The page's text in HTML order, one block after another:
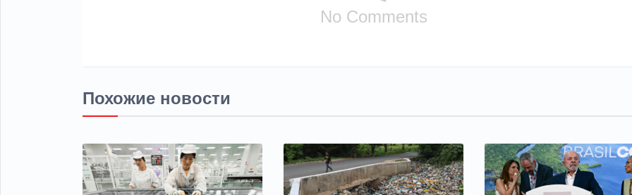
No Comments
Похожие новости